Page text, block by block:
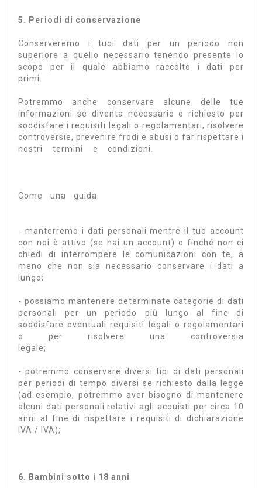
5. Periodi di conservazione
Conserveremo i tuoi dati per un periodo non
superiore a quello necessario tenendo presente lo
scopo per il quale abbiamo raccolto i dati per
primi.
Potremmo anche conservare alcune delle tue
informazioni se diventa necessario o richiesto per
soddisfare i requisiti legali o regolamentari, risolvere
controversie, prevenire frodi e abusi o far rispettare i
nostri termini e condizioni.
Come una guida:
- manterremo i dati personali mentre il tuo account
con noi è attivo (se hai un account) o finché non ci
chiedi di interrompere le comunicazioni con te, a
meno che non sia necessario conservare i dati a
lungo;
- possiamo mantenere determinate categorie di dati
personali per un periodo più lungo al fine di
soddisfare eventuali requisiti legali o regolamentari
o per risolvere una controversia
legale;
- potremmo conservare diversi tipi di dati personali
per periodi di tempo diversi se richiesto dalla legge
(ad esempio, potremmo aver bisogno di mantenere
alcuni dati personali relativi agli acquisti per circa 10
anni al fine di rispettare i requisiti di dichiarazione
IVA / IVA);
6. Bambini sotto i 18 anni